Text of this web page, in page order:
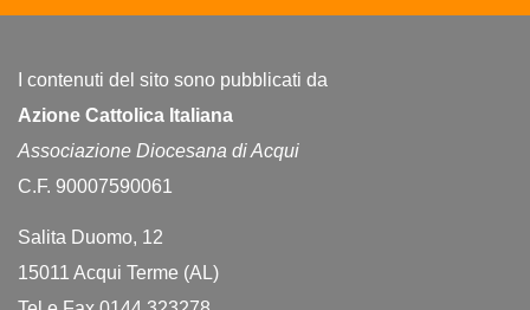
I contenuti del sito sono pubblicati da
Azione Cattolica Italiana
Associazione Diocesana di Acqui
C.F. 90007590061
Salita Duomo, 12
15011 Acqui Terme (AL)